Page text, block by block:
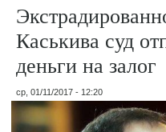
Каськива суд
деньги на залог
ср, 01/11/2017 - 12:20